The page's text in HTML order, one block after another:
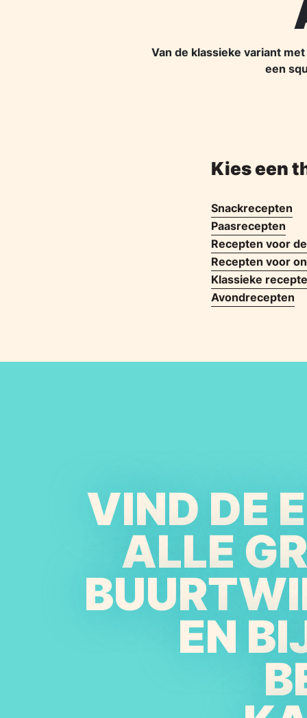
Van de klassieke variant
een
Kies een
Snackrecepten
Paasrecepten
Recepten voor
Recepten voor
Klassieke
Avondrecepten
VIND DE
ALLE
EN